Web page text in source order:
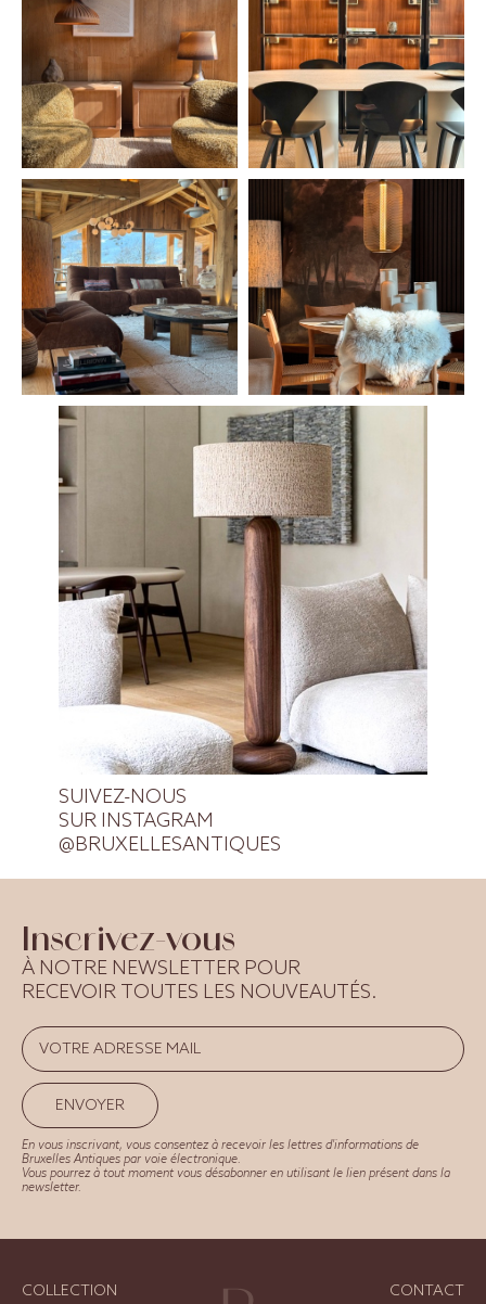
SUIVEZ-NOUS
SUR INSTAGRAM
@BRUXELLESANTIQUES
Inscrivez-vous
À NOTRE NEWSLETTER POUR
RECEVOIR TOUTES LES NOUVEAUTÉS.
ENVOYER
En vous inscrivant, vous consentez à recevoir les lettres d'informations de
Bruxelles Antiques par voie électronique.
Vous pourrez à tout moment vous désabonner en utilisant le lien présent dans la
newsletter.
COLLECTION CONTACT